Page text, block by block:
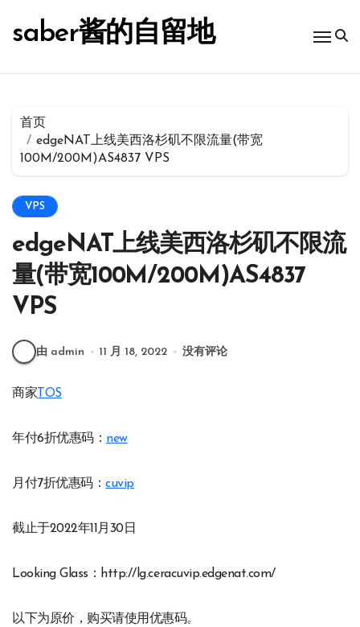
saber酱的自留地
首页
edgeNAT上线美西洛杉矶不限流量(带宽
100M/200M)AS4837 VPS
VPS
edgeNAT上线美西洛杉矶不限流
量(带宽100M/200M)AS4837
VPS
由 admin 11 月 18, 2022 没有评论
商家TOS
年付6折优惠码： new
月付7折优惠码：cuvip
截止于2022年11月30日
Looking Glass：http://lg.ceracuvip.edgenat.com/
以下为原价，购买请使用优惠码。